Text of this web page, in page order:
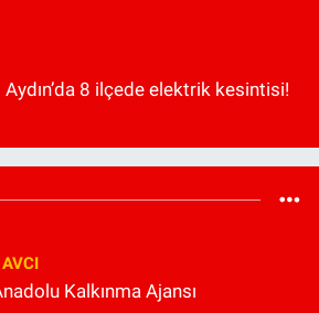
Aydın’da 8 ilçede elektrik kesintisi!
Kalkınma Ajansı